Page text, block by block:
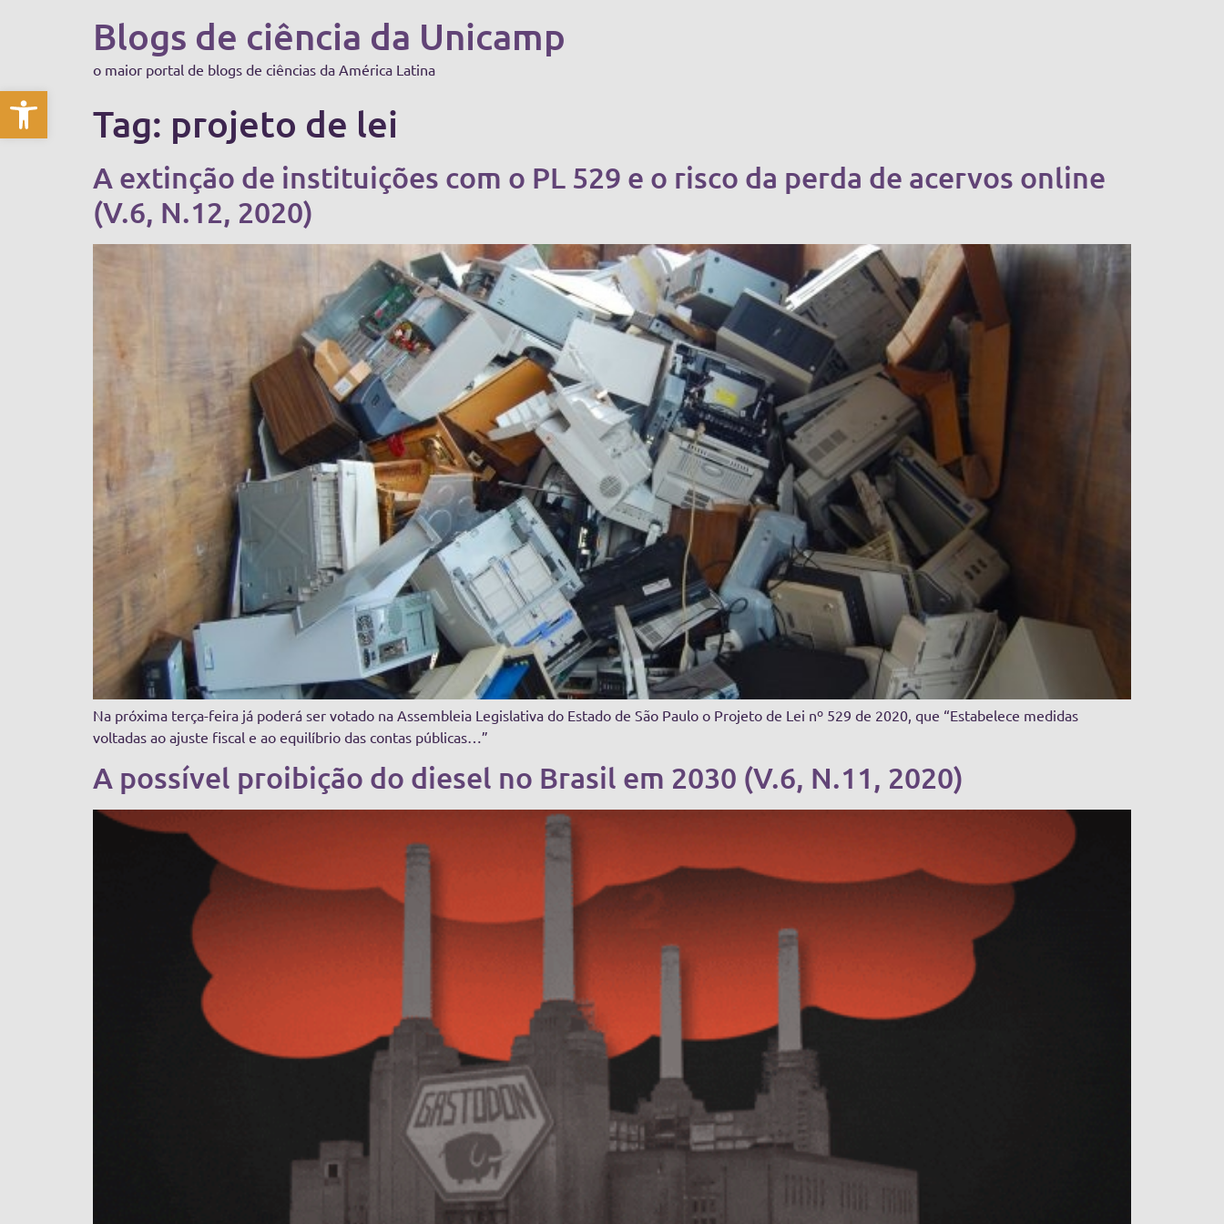
Abrir a barra de ferramentas
Blogs de ciência da Unicamp
o maior portal de blogs de ciências da América Latina
Tag: projeto de lei
A extinção de instituições com o PL 529 e o risco da perda de acervos online
(V.6, N.12, 2020)
Na próxima terça-feira já poderá ser votado na Assembleia Legislativa do Estado de São Paulo o Projeto de Lei nº 529 de 2020, que “Estabelece medidas
voltadas ao ajuste fiscal e ao equilíbrio das contas públicas…”
A possível proibição do diesel no Brasil em 2030 (V.6, N.11, 2020)